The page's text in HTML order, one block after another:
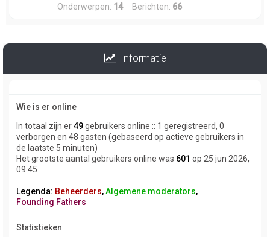
Onderwerpen: 14Berichten: 66
Informatie
Wie is er online
In totaal zijn er49gebruikers online :: 1 geregistreerd, 0
verborgen en 48 gasten (gebaseerd op actieve gebruikers in
de laatste 5 minuten)
Het grootste aantal gebruikers online was 601 op 25 jun 2026,
09:45
Legenda: Beheerders,Algemene moderators,
Founding Fathers
Statistieken